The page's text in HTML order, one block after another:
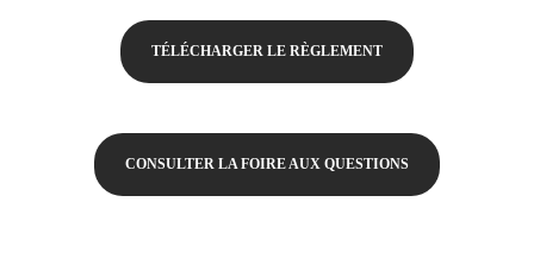
TÉLÉCHARGER LE RÈGLEMENT
CONSULTER LA FOIRE AUX QUESTIONS